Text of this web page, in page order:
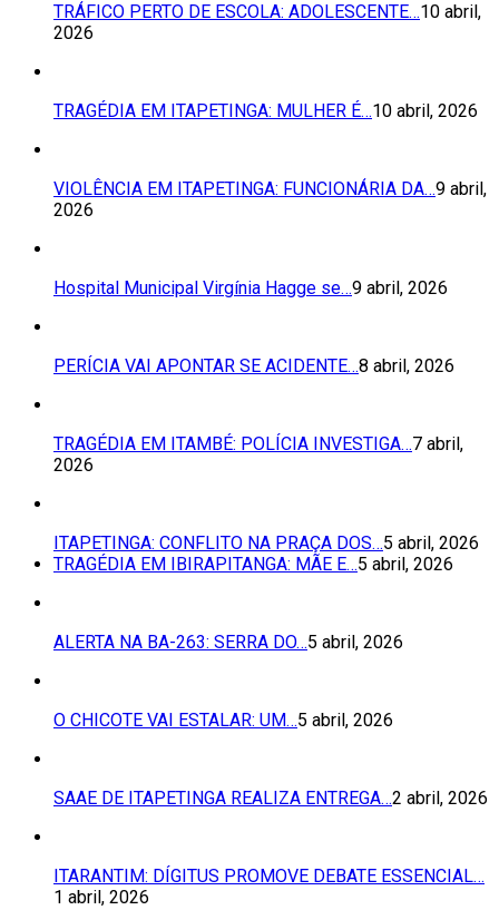
TRÁFICO PERTO DE ESCOLA: ADOLESCENTE…10 abril,
2026
TRAGÉDIA EM ITAPETINGA: MULHER É…10 abril, 2026
VIOLÊNCIA EM ITAPETINGA: FUNCIONÁRIA DA…9 abril,
2026
Hospital Municipal Virgínia Hagge se…9 abril, 2026
PERÍCIA VAI APONTAR SE ACIDENTE…8 abril, 2026
TRAGÉDIA EM ITAMBÉ: POLÍCIA INVESTIGA…7 abril,
2026
ITAPETINGA: CONFLITO NA PRAÇA DOS…5 abril, 2026
TRAGÉDIA EM IBIRAPITANGA: MÃE E…5 abril, 2026
ALERTA NA BA-263: SERRA DO…5 abril, 2026
O CHICOTE VAI ESTALAR: UM…5 abril, 2026
SAAE DE ITAPETINGA REALIZA ENTREGA…2 abril, 2026
ITARANTIM: DÍGITUS PROMOVE DEBATE ESSENCIAL…
1 abril, 2026